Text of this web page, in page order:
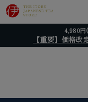
4,980円
【重要】価格